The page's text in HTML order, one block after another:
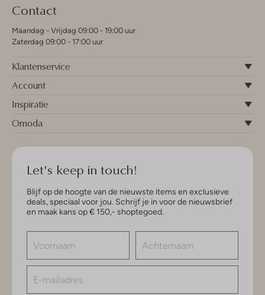
Contact
Maandag - Vrijdag 09:00 - 19:00 uur
Zaterdag 09:00 - 17:00 uur
Klantenservice
Account
Inspiratie
Omoda
Let's keep in touch!
Blijf op de hoogte van de nieuwste items en exclusieve
deals, speciaal voor jou. Schrijf je in voor de nieuwsbrief
en maak kans op € 150,- shoptegoed.